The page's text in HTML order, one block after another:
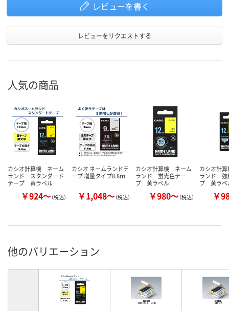
レビューを書く
レビューをリクエストする
人気の商品
カシオ計算機 ネーム
ランド スタンダード
テープ 黄ラベル
￥924～（税込）
カシオ ネームランドテ
ープ 増量タイプ8.8ｍ
￥1,048～（税込）
カシオ計算機 ネーム
ランド 蛍光色テー
プ 黄ラベル
￥980～（税込）
カシオ計
ランド 強
プ 黄ラベ
￥
他のバリエーション